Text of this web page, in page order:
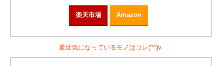
楽天市場 Amazon
最近気になっているモノはコレ(^^)v